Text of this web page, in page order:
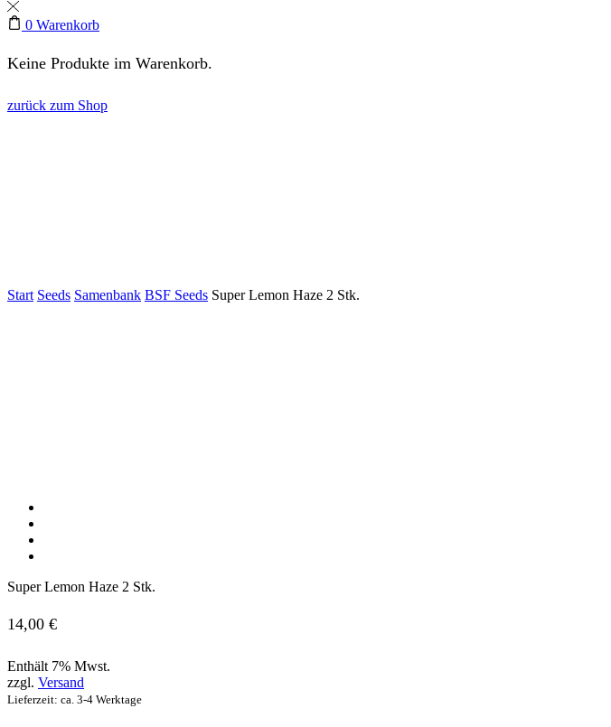
0 Warenkorb
Keine Produkte im Warenkorb.
zurück zum Shop
Start Seeds Samenbank BSF Seeds Super Lemon Haze 2 Stk.
Super Lemon Haze 2 Stk.
14,00 €
Enthält 7% Mwst.
zzgl. Versand
Lieferzeit: ca. 3-4 Werktage